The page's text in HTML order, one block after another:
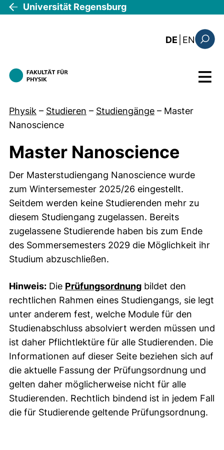
Direkt zum Inhalt
Universität Regensburg
DE EN: this
Menü
Physik – Studieren – Studiengänge – Master
Nanoscience
Master Nanoscience
Der Masterstudiengang Nanoscience wurde
zum Wintersemester 2025/26 eingestellt.
Seitdem werden keine Studierenden mehr zu
diesem Studiengang zugelassen. Bereits
zugelassene Studierende haben bis zum Ende
des Sommersemesters 2029 die Möglichkeit ihr
Studium abzuschließen.
Hinweis: Die Prüfungsordnung bildet den
rechtlichen Rahmen eines Studiengangs, sie legt
unter anderem fest, welche Module für den
Studienabschluss absolviert werden müssen und
ist daher Pflichtlektüre für alle Studierenden. Die
Informationen auf dieser Seite beziehen sich auf
die aktuelle Fassung der Prüfungsordnung und
gelten daher möglicherweise nicht für alle
Studierenden. Rechtlich bindend ist in jedem Fall
die für Studierende geltende Prüfungsordnung.